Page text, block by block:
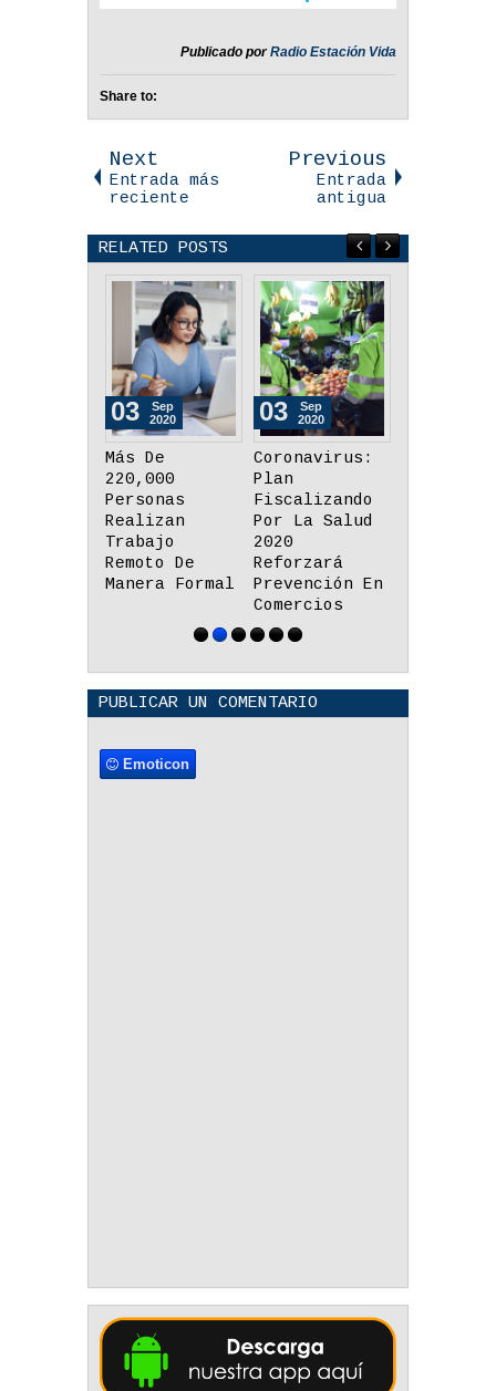
Publicado porRadio Estación Vida
Share to:
Next
Entrada más
reciente
Previous
Entrada
antigua
RELATED POSTS
Coronavirus:
Plan
Fiscalizando
Por La Salud
2020
Reforzará
Prevención En
03
Sep
2020
¿Cuáles Deben
Ser Las
Prioridades
Para Cerrar
La Brecha
Educativa
Digital En El
Perú?
03
Sep
2020
PUBLICAR UN COMENTARIO
Emoticon